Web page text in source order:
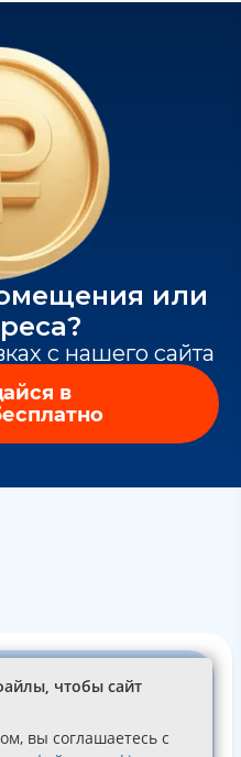
или
с нашего сайта
в
чтобы сайт
вы соглашаетесь с